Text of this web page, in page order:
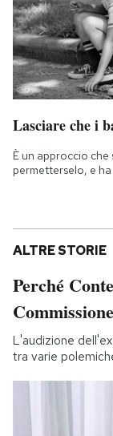
Lasciare che i
È un approccio
permetterselo, e
ALTRE STORIE
Perché
L'audizione
tra varie